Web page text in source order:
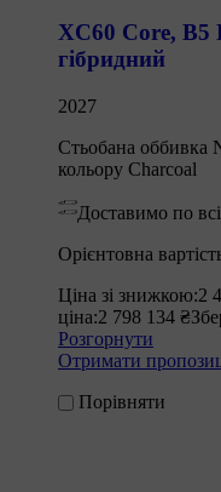
XC60 Core, B5
гібридний
2027
Стьобана оббивка
кольору Charcoal
Доставимо по
Орієнтовна
Ціна зі знижкою:2
ціна:2 798 134 ₴
Розгорнути
Отримати
Порівняти